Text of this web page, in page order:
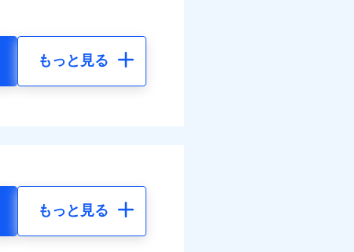
もっと見る
もっと見る